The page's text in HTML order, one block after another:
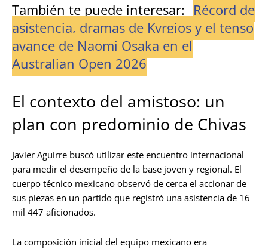
También te puede interesar: Récord de
asistencia, dramas de Kyrgios y el tenso
avance de Naomi Osaka en el
Australian Open 2026
El contexto del amistoso: un
plan con predominio de Chivas
Javier Aguirre buscó utilizar este encuentro internacional
para medir el desempeño de la base joven y regional. El
cuerpo técnico mexicano observó de cerca el accionar de
sus piezas en un partido que registró una asistencia de 16
mil 447 aficionados.
La composición inicial del equipo mexicano era